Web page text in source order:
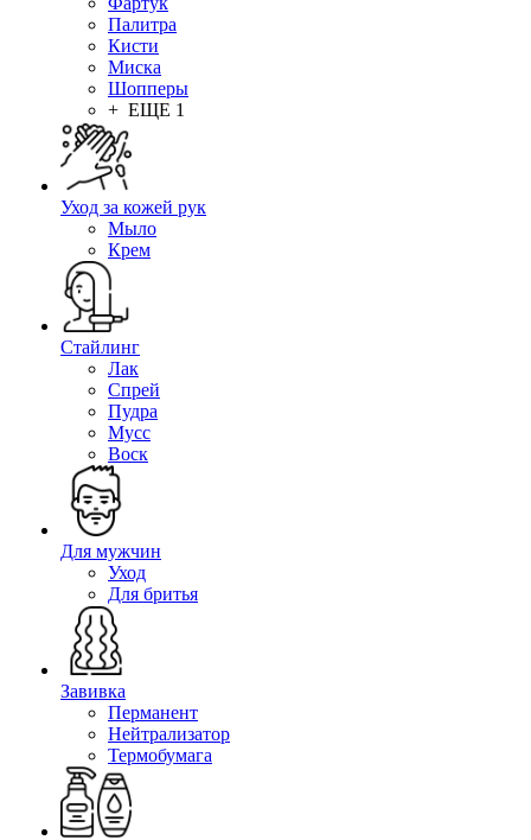
Палитра
Кисти
Миска
Шопперы
+ ЕЩЕ 1
Уход за кожей рук
Мыло
Крем
Стайлинг
Лак
Спрей
Пудра
Мусс
Воск
Для мужчин
Уход
Для бритья
Завивка
Перманент
Нейтрализатор
Термобумага